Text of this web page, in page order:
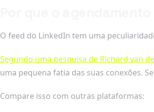
O feed do LinkedIn tem uma
Segundo uma pesquisa de Richard van
uma pequena fatia das suas conexões.
Compare isso com outras plataformas: